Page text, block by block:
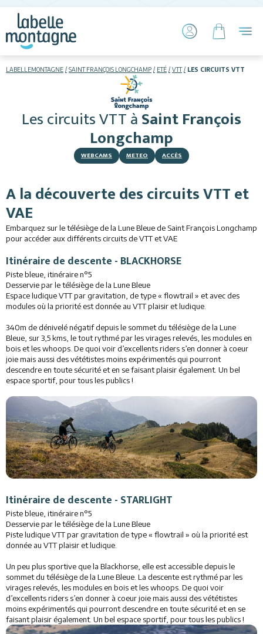
LABELLEMONTAGNE SAINT FRANÇOIS LONGCHAMP ETÉ VTT LES CIRCUITS VTT
Les circuits VTTàSaint François
Longchamp
WEBCAMS METEO ACCÈS
Hébergements
Télésiège piétons
VTT
Luge sur rails
+ Activités
Restauration
Animations
A la découverte des circuits VTT et
VAE
Embarquez sur le télésiège de la Lune Bleue de Saint François Longchamp
pour accéder aux différents circuits de VTT et VAE
Itinéraire de descente - BLACKHORSE
Piste bleue, itinéraire n°5
Desservie par le télésiège de la Lune Bleue
Espace ludique VTT par gravitation, de type « flowtrail » et avec des
modules où la priorité est donnée au VTT plaisir et ludique.
340m de dénivelé négatif depuis le sommet du télésiège de la Lune
Bleue, sur 3,5 kms, le tout rythmé par les virages relevés, les modules en
bois et les whoops. De quoi voir d’excellents riders s’en donner à coeur
joie mais aussi des vététistes moins expérimentés qui pourront
descendre en toute sécurité et en se faisant plaisir également. Un bel
espace sportif, pour tous les publics !
Itinéraire de descente - STARLIGHT
Piste bleue, itinéraire n°5
Desservie par le télésiège de la Lune Bleue
Piste ludique VTT par gravitation de type « flowtrail » où la priorité est
donnée au VTT plaisir et ludique.
Un peu plus sportive que la Blackhorse, elle est accessible depuis le
sommet du télésiège de la Lune Bleue. La descente est rythmé par les
virages relevés, les modules en bois et les whoops. De quoi voir
d’excellents riders s’en donner à coeur joie mais aussi des vététistes
moins expérimentés qui pourront descendre en toute sécurité et en se
faisant plaisir également. Un bel espace sportif, pour tous les publics !